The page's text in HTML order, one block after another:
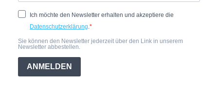
Ich möchte den Newsletter erhalten und akzeptiere die
Datenschutzerklärung
Sie können den Newsletter jederzeit über den Link in unserem
Newsletter abbestellen.
ANMELDEN